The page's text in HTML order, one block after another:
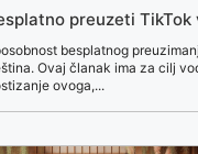
preuzeti TikTok
besplatnog
Ovaj članak ima za cilj
ovoga,...